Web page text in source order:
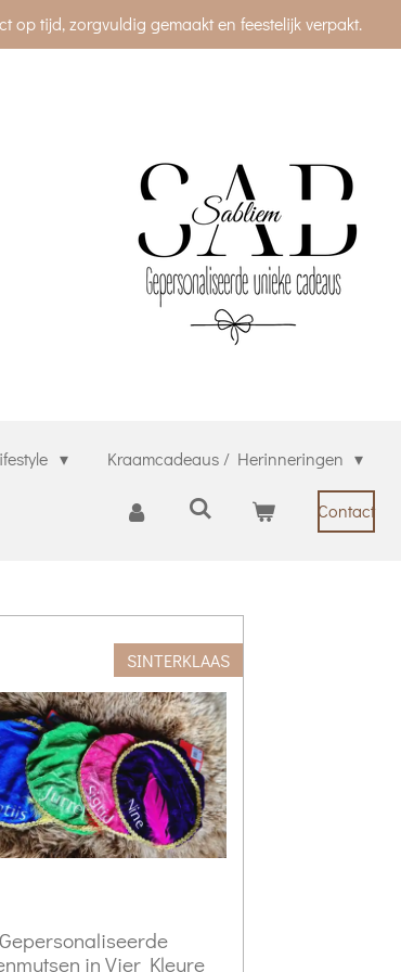
tijd, zorgvuldig gemaakt en feestelijk verpakt.
Kraamcadeaus / Herinneringen
Contact
SINTERKLAAS
Gepersonaliseerde
in Vier Kleure